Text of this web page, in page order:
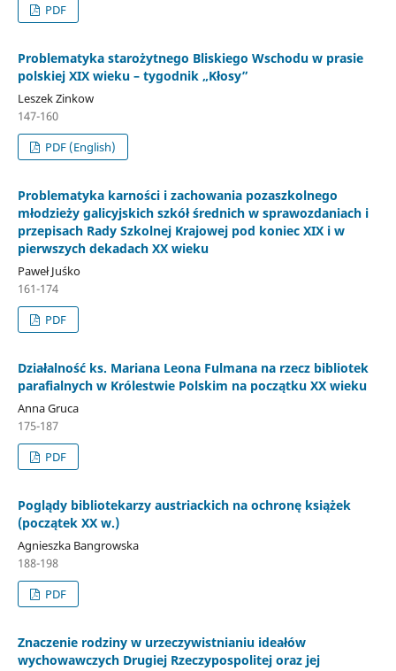
PDF
Problematyka starożytnego Bliskiego Wschodu w prasie
polskiej XIX wieku – tygodnik „Kłosy”
Leszek Zinkow
147-160
PDF (English)
Problematyka karności i zachowania pozaszkolnego
młodzieży galicyjskich szkół średnich w sprawozdaniach i
przepisach Rady Szkolnej Krajowej pod koniec XIX i w
pierwszych dekadach XX wieku
Paweł Juśko
161-174
PDF
Działalność ks. Mariana Leona Fulmana na rzecz bibliotek
parafialnych w Królestwie Polskim na początku XX wieku
Anna Gruca
175-187
PDF
Poglądy bibliotekarzy austriackich na ochronę książek
(początek XX w.)
Agnieszka Bangrowska
188-198
PDF
Znaczenie rodziny w urzeczywistnianiu ideałów
wychowawczych Drugiej Rzeczypospolitej oraz jej